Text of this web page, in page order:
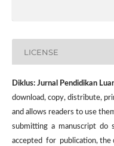
LICENSE
Diklus: Jurnal Pendidikan
download, copy, distribute,
and allows readers to use
submitting a manuscript do
accepted for publication, the